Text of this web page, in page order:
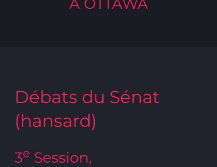
À OTTAWA
Débats du Sénat
(hansard)
3e Session,